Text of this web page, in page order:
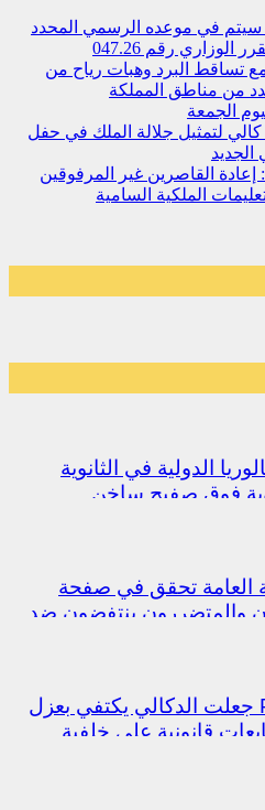
سیتم في موعده الرسمي المحدد
رقم 047.26
تساقط البرد وهبات رياح من
من مناطق المملكة
الجمعة
لتمثيل جلالة الملك في حفل
القاصرين غير المرفوقين
الملكية السامية
الدولية في الثانوية
فوق صفيح ساخن
العامة تحقق في صفحة
ينتفضون ضد
هل الرفاقية في PPS جعلت الدكالي يكتفي بعزل
قانونية على خلفية
سيدي سليمان